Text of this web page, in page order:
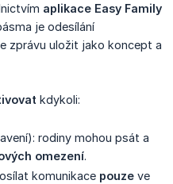
aplikace Easy Family
je odesílání
zprávu uložit jako koncept a
kdykoli:
rodiny mohou psát a
omezení.
komunikace pouze ve